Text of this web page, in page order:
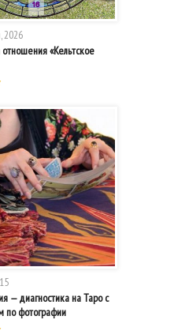
2026
«Кельтское
— диагностика на Таро с
по фотографии